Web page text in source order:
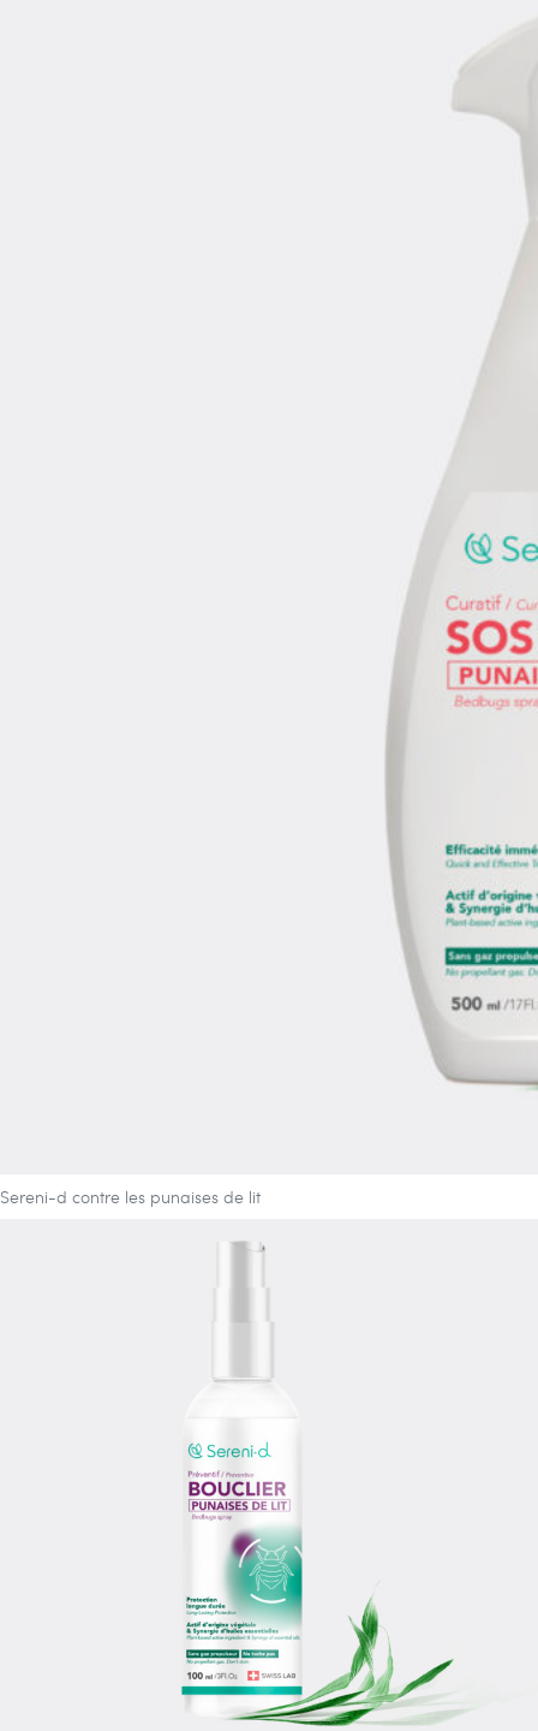
Sereni-d contre les punaises de lit